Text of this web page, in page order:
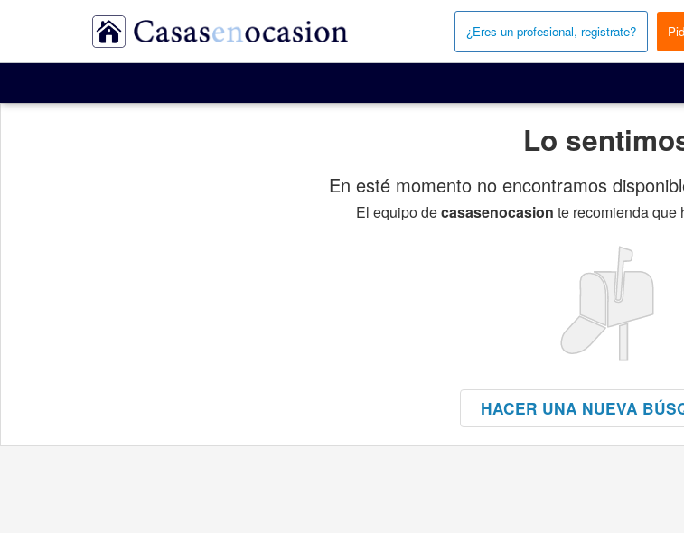
¿Eres un profesional, registrate?
Lo
En esté momento no encontramos
El equipo decasasenocasion te recomienda que
HACER UNA NUEVA